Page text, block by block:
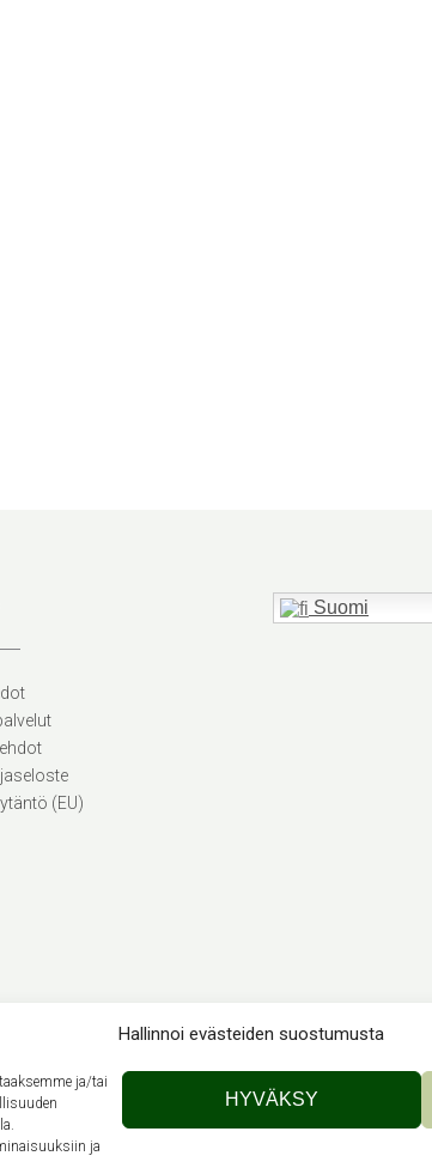
Hallinnoi evästeiden suostumusta
ja/tai
ja
HYVÄKSY
(EU)
Suomi
Theme byOut the Box